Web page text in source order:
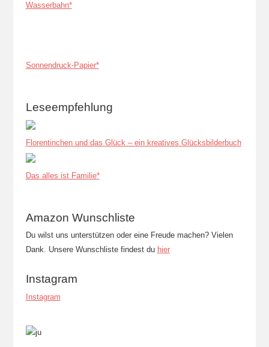
Wasserbahn*
Sonnendruck-Papier*
Leseempfehlung
Florentinchen und das Glück – ein kreatives Glücksbilderbuch
Das alles ist Familie*
Amazon Wunschliste
Du wilst uns unterstützen oder eine Freude machen? Vielen
Dank. Unsere Wunschliste findest du hier
Instagram
Instagram